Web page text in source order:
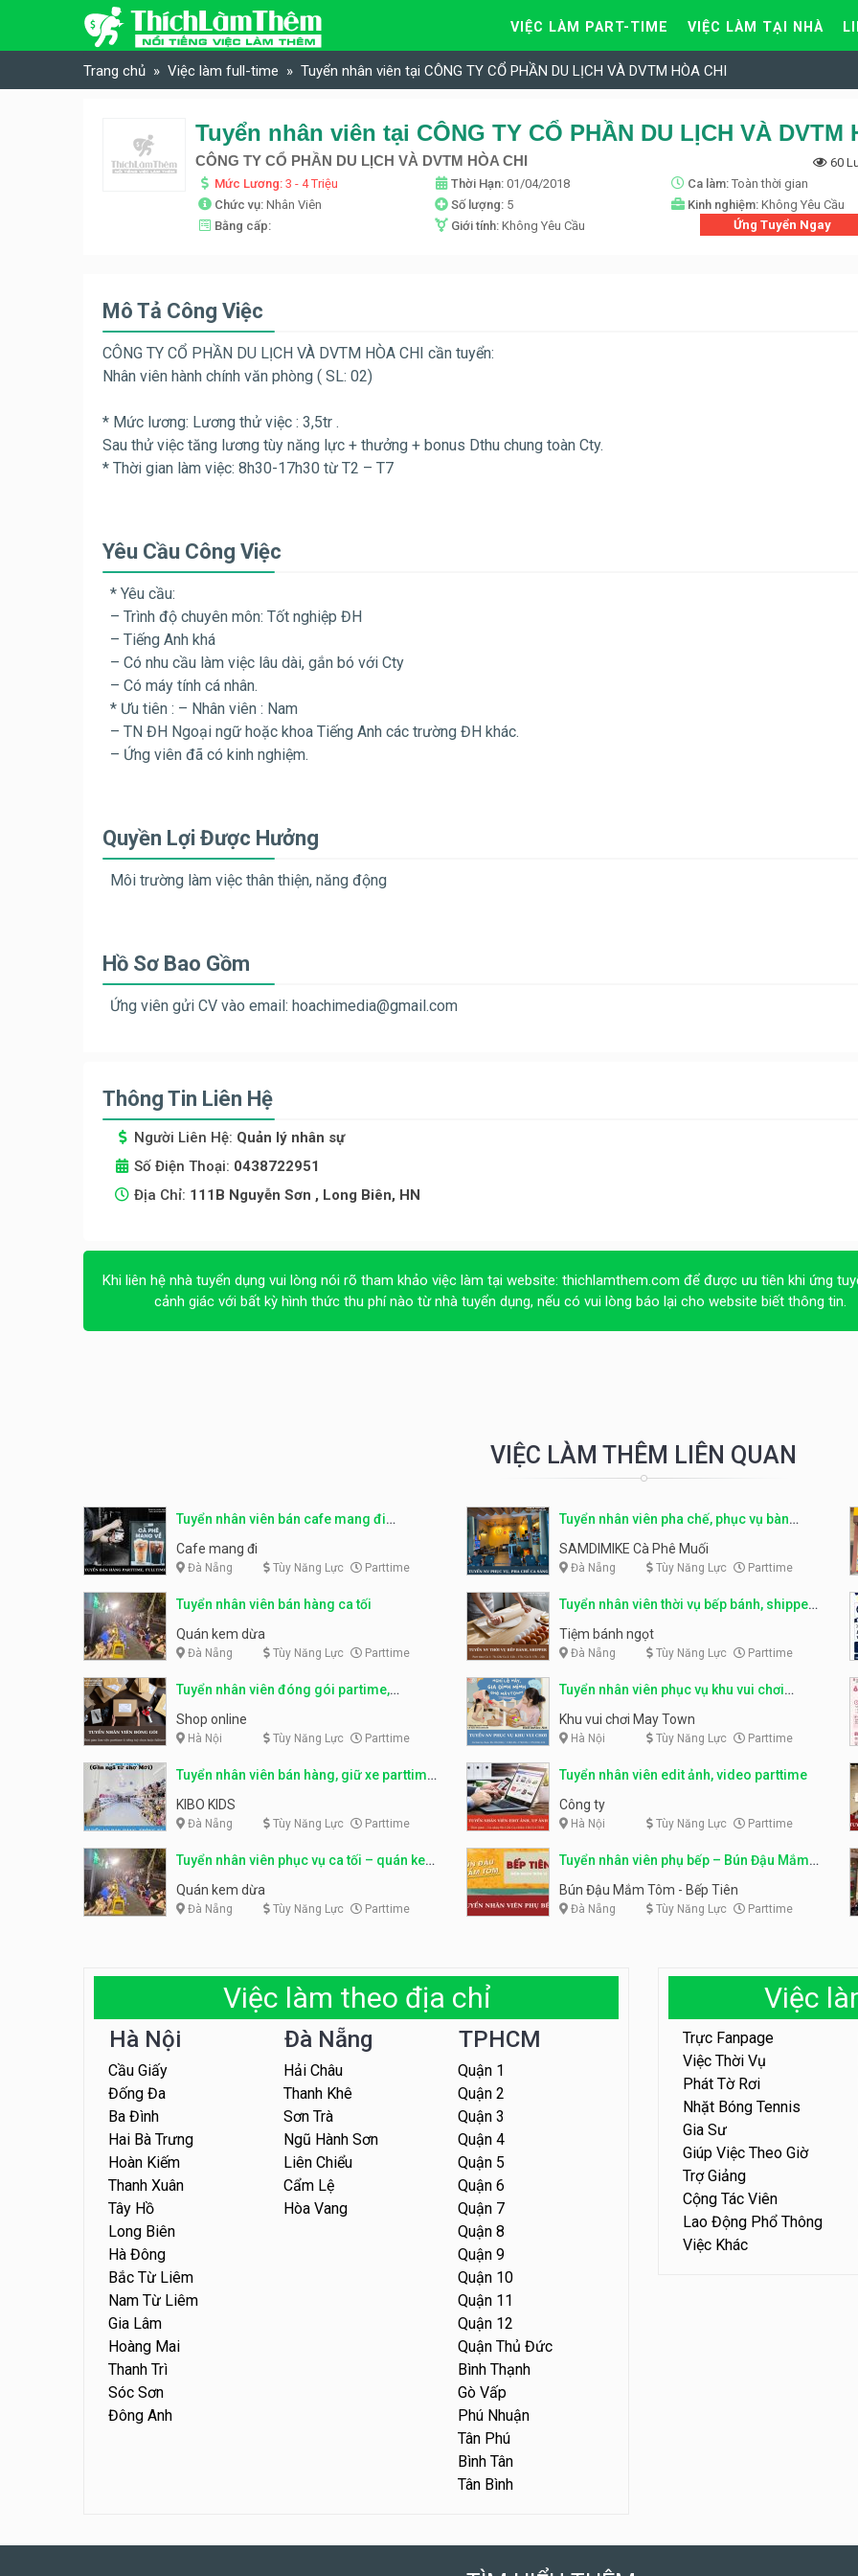
Skip to content
VIỆC LÀM PART-TIME VIỆC LÀM TẠI NHÀ
Trang chủ Việc làm full-time Tuyển nhân viên tại CÔNG TY CỔ PHẦN DU LỊCH VÀ DVTM HÒA CHI
CÔNG TY CỔ PHẦN DU LỊCH VÀ DVTM HÒA CHI
60
Mức Lương: 3 - 4 Triệu Thời Hạn: 01/04/2018 Ca làm: Toàn thời gian
Chức vụ: Nhân Viên Số lượng: 5 Kinh nghiệm: Không Yêu Cầu
Bằng cấp:
Giới tính: Không Yêu Cầu Ứng Tuyển Ngay
Mô Tả Công Việc
CÔNG TY CỔ PHẦN DU LỊCH VÀ DVTM HÒA CHI cần tuyển:
Nhân viên hành chính văn phòng ( SL: 02)
* Mức lương: Lương thử việc : 3,5tr .
Sau thử việc tăng lương tùy năng lực + thưởng + bonus Dthu chung toàn Cty.
* Thời gian làm việc: 8h30-17h30 từ T2 – T7
Yêu Cầu Công Việc
* Yêu cầu:
– Trình độ chuyên môn: Tốt nghiệp ĐH
– Tiếng Anh khá
– Có nhu cầu làm việc lâu dài, gắn bó với Cty
– Có máy tính cá nhân.
* Ưu tiên : – Nhân viên : Nam
– TN ĐH Ngoại ngữ hoặc khoa Tiếng Anh các trường ĐH khác.
– Ứng viên đã có kinh nghiệm.
Quyền Lợi Được Hưởng
Môi trường làm việc thân thiện, năng động
Hồ Sơ Bao Gồm
Ứng viên gửi CV vào email: hoachimedia@gmail.com
Thông Tin Liên Hệ
Người Liên Hệ: Quản lý nhân sự
Số Điện Thoại: 0438722951
Địa Chỉ: 111B Nguyễn Sơn , Long Biên, HN
Khi liên hệ nhà tuyển dụng vui lòng nói rõ tham khảo việc làm tại website: thichlamthem.com để được ưu tiên khi ứng
cảnh giác với bất kỳ hình thức thu phí nào từ nhà tuyển dụng, nếu có vui lòng báo lại cho website biết thông tin.
VIỆC LÀM THÊM LIÊN QUAN
Tuyển nhân viên bán cafe mang đi
parttime, fulltime
Cafe mang đi
Đà Nẵng Tùy Năng Lực Parttime
Tuyển nhân viên pha chế, phục vụ bàn
parttime
SAMDIMIKE Cà Phê Muối
Đà Nẵng Tùy Năng Lực Parttime
Tuyển nhân viên bán hàng ca tối
Quán kem dừa
Đà Nẵng Tùy Năng Lực Parttime
Tuyển nhân viên thời vụ bếp bánh, shipper
parttime
Tiệm bánh ngọt
Đà Nẵng Tùy Năng Lực Parttime
Tuyển nhân viên đóng gói partime,
fulltime
Shop online
Hà Nội Tùy Năng Lực Parttime
Tuyển nhân viên phục vụ khu vui chơi
parttime linh động
Khu vui chơi May Town
Hà Nội Tùy Năng Lực Parttime
Tuyển nhân viên bán hàng, giữ xe parttime
– Kibo Kid
KIBO KIDS
Đà Nẵng Tùy Năng Lực Parttime
Tuyển nhân viên edit ảnh, video parttime
Công ty
Hà Nội Tùy Năng Lực Parttime
Tuyển nhân viên phục vụ ca tối – quán kem
dừa
Quán kem dừa
Đà Nẵng Tùy Năng Lực Parttime
Tuyển nhân viên phụ bếp – Bún Đậu Mắm
Tôm – Bếp Tiên
Bún Đậu Mắm Tôm - Bếp Tiên
Đà Nẵng Tùy Năng Lực Parttime
Việc làm theo địa chỉ
Hà Nội
Cầu Giấy
Đống Đa
Ba Đình
Hai Bà Trưng
Hoàn Kiếm
Thanh Xuân
Tây Hồ
Long Biên
Hà Đông
Bắc Từ Liêm
Nam Từ Liêm
Gia Lâm
Hoàng Mai
Thanh Trì
Sóc Sơn
Đông Anh
Đà Nẵng
Hải Châu
Thanh Khê
Sơn Trà
Ngũ Hành Sơn
Liên Chiểu
Cẩm Lệ
Hòa Vang
TPHCM
Quận 1
Quận 2
Quận 3
Quận 4
Quận 5
Quận 6
Quận 7
Quận 8
Quận 9
Quận 10
Quận 11
Quận 12
Quận Thủ Đức
Bình Thạnh
Gò Vấp
Phú Nhuận
Tân Phú
Bình Tân
Tân Bình
Việc
Trực Fanpage
Việc Thời Vụ
Phát Tờ Rơi
Nhặt Bóng Tennis
Gia Sư
Giúp Việc Theo Giờ
Trợ Giảng
Cộng Tác Viên
Lao Động Phổ Thông
Việc Khác